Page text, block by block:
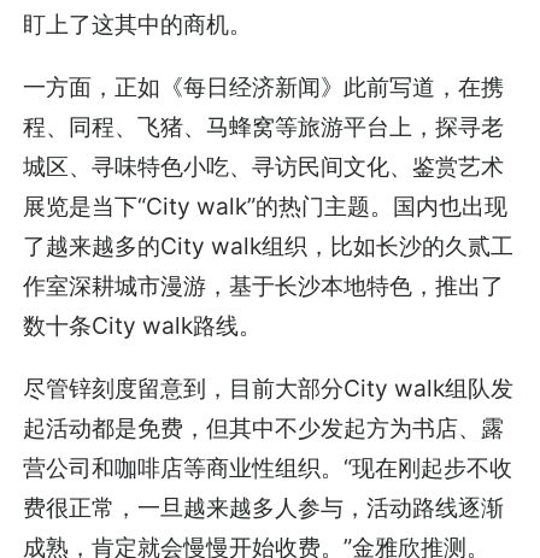
盯上了这其中的商机。
一方面，正如《每日经济新闻》此前写道，在携
程、同程、飞猪、马蜂窝等旅游平台上，探寻老
城区、寻味特色小吃、寻访民间文化、鉴赏艺术
展览是当下“City walk”的热门主题。国内也出现
了越来越多的City walk组织，比如长沙的久贰工
作室深耕城市漫游，基于长沙本地特色，推出了
数十条City walk路线。
尽管锌刻度留意到，目前大部分City walk组队发
起活动都是免费，但其中不少发起方为书店、露
营公司和咖啡店等商业性组织。“现在刚起步不收
费很正常，一旦越来越多人参与，活动路线逐渐
成熟，肯定就会慢慢开始收费。”金雅欣推测。